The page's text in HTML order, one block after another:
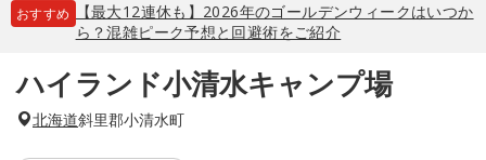
おすすめ
【最大12連休も】2026年のゴールデンウィークはいつか
ら？混雑ピーク予想と回避術をご紹介
ハイランド小清水キャンプ場
北海道斜里郡小清水町